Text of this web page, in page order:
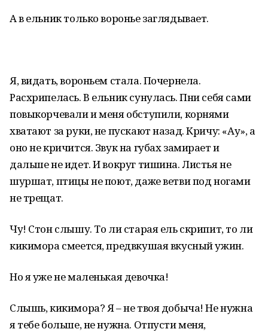
А в ельник только воронье заглядывает.
Я, видать, вороньем стала. Почернела.
Расхрипелась. В ельник сунулась. Пни себя сами
повыкорчевали и меня обступили, корнями
хватают за руки, не пускают назад. Кричу: «Ау», а
оно не кричится. Звук на губах замирает и
дальше не идет. И вокруг тишина. Листья не
шуршат, птицы не поют, даже ветви под ногами
не трещат.
Чу! Стон слышу. То ли старая ель скрипит, то ли
кикимора смеется, предвкушая вкусный ужин.
Но я уже не маленькая девочка!
Слышь, кикимора? Я – не твоя добыча! Не нужна
я тебе больше, не нужна. Отпусти меня,